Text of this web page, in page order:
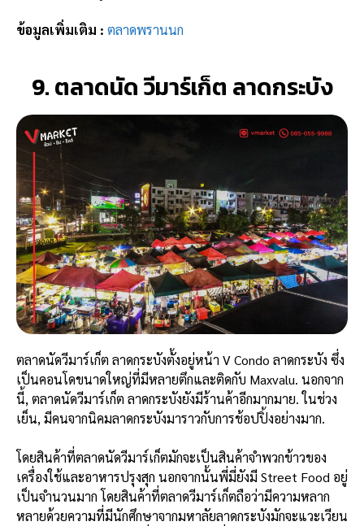
ข้อมูลเพิ่มเติม : ตลาดพรานนก
9. ตลาดนัด วีมาร์เก็ต ลาดกระบัง
ตลาดนัดวีมาร์เก็ต ลาดกระบังตั้งอยู่หน้า V Condo ลาดกระบัง ซึ่ง
เป็นคอนโดขนาดใหญ่ที่มีหลายตึกและติดกับ Maxvalu. นอกจาก
นี้, ตลาดนัดวีมาร์เก็ต ลาดกระบังยังมีร้านค้าอีกมากมาย. ในช่วง
เย็น, มีคนจากนิคมลาดกระบังมาราวกับการช้อปปิ้งอย่างมาก.
โดยสินค้าที่ตลาดนัดวีมาร์เก็ตมักจะเป็นสินค้าจำพวกข้าวของ
เครื่องใช้และอาหารปรุงสุก นอกจากนั้นพี่มี่ยังมี Street Food อยู่
เป็นจำนวนมาก โดยสินค้าที่ตลาดวีมาร์เก็ตถือว่ามีความหลาก
หลายด้วยความที่มีนักศึกษาจากมหาลัยลาดกระบังมักจะแวะเวียน